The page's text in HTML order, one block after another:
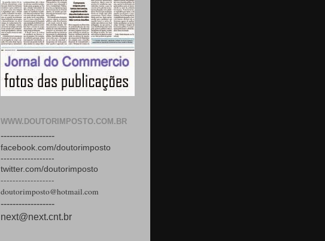
WWW.DOUTORIMPOSTO.COM.BR
------------------
facebook.com/doutorimposto
------------------
twitter.com/doutorimposto
------------------
doutorimposto@hotmail.com
------------------
next@next.cnt.br